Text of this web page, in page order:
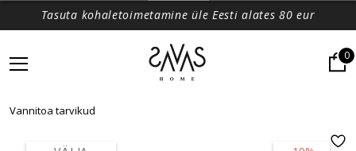
Tasuta kohaletoimetamine üle Eesti alates 80 eur
0
Vannitoa tarvikud